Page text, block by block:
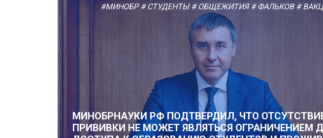
#МИНОБР # СТУДЕНТЫ # ОБЩЕЖИТИЯ # ФАЛЬКОВ #
МИНОБРНАУКИ РФ ПОДТВЕРДИЛ, ЧТО
ПРИВИВКИ НЕ МОЖЕТ ЯВЛЯТЬСЯ ОГРАНИЧЕНИЕМ